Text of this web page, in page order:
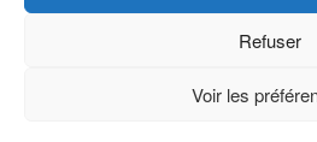
Refuser
Voir les